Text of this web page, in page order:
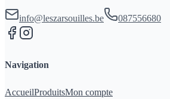
info@leszarsouilles.be 087556680
Navigation
AccueilProduitsMon compte